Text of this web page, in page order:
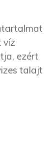
víz
ezért
talajt